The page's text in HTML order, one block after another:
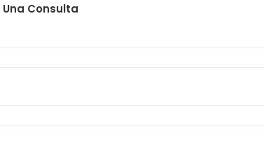
Una Consulta